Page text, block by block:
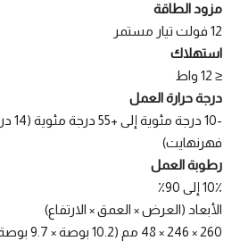
مزود الطاقة
12 فولت تيار مستمر
استهلاك
≤ 12 واط
درجة حرارة العمل
فهرنهايت)
رطوبة العمل
10٪ إلى 90٪
الأبعاد (العرض × العمق × الارتفاع)
260 × 246 × 48 مم (10.2 بوصة × 9.7 بوصة × 1.9 بوصة)